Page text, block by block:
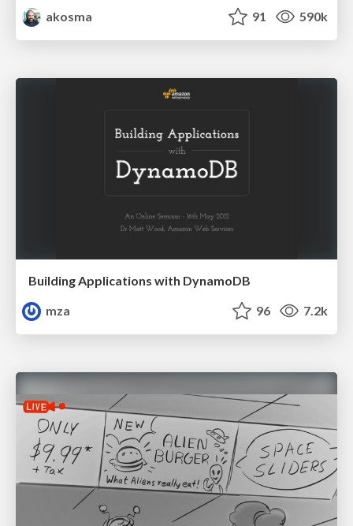
akosma
91 590k
Building Applications with DynamoDB
mza
96 7.2k